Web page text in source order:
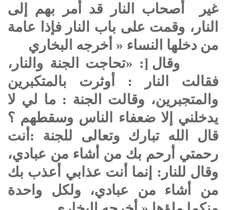
غير أصحاب النار قد أمر بهم إلى
النار، وقمت على باب النار فإذا عامة
من دخلها النساء « أخرجه البخاري
وقال [: «تحاجت الجنة والنار،
فقالت النار : أوثرت بالمتكبرين
والمتجبرين، وقالت الجنة : ما لي لا
يدخلني إلا ضعفاء الناس وسقطهم ؟
قال الله تبارك وتعالى للجنة :أنت
رحمتي أرحم بك من أشاء من عبادي،
وقال للنار: إنما أنت عذابي أعذب بك
من أشاء من عبادي، ولكل واحدة